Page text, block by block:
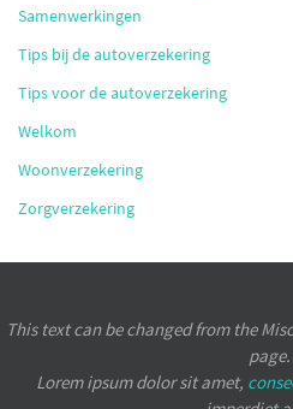
Samenwerkingen
Tips bij de autoverzekering
Tips voor de autoverzekering
Welkom
Woonverzekering
Zorgverzekering
This text can be changed from the
page.
Lorem ipsumdolor sit amet,